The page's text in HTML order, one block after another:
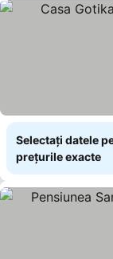
Selectați datele
prețurile exacte